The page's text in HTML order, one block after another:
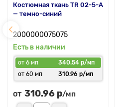
Костюмная ткань TR 02-5-A
— темно-синий
2000000075075
Есть в наличии
от 6 мп
340.54 р/мп
от 60 мп
310.96 р/мп
от 310.96 р/мп